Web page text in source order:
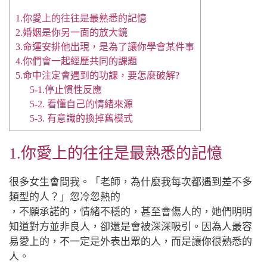
1.你愛上的往往是最熟悉的記憶
2.婚姻是你另一面的放大鏡
3.命運安排他出現，是為了讓你學會某件事
4.你們會一起經歷共同的課題
5.命中注定會遇到的功課，要怎麼破解?
5-1.停止慣性反應
5-2. 看懂自己的情緒來源
5-3. 有意識的換掉舊模式
1.你愛上的往往是最熟悉的記憶
很多女生會問我。「老師，為什麼我每次都遇到差不多
類型的人？」忽冷忽熱的
，不願承諾的，情緒不穩的，甚至會傷人的，她們明明
知道對方並非良人，卻還是會被深深吸引。因為人最容
易愛上的，不一定是外表出眾的人，而是讓你很熟悉的
人。